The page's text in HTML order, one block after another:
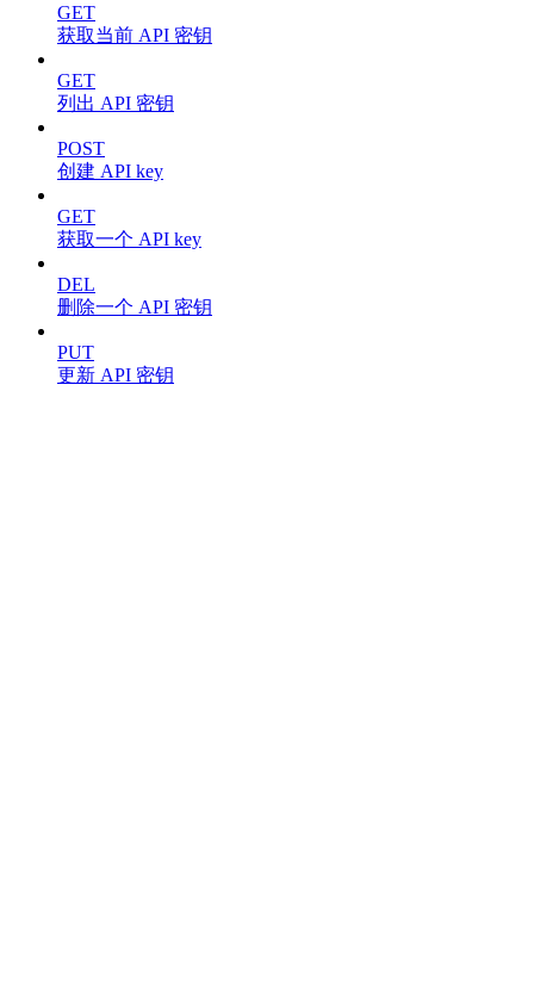
GET
获取当前 API 密钥
GET
列出 API 密钥
POST
创建 API key
GET
获取一个 API key
DEL
删除一个 API 密钥
PUT
更新 API 密钥